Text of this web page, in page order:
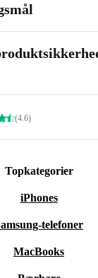
(4.6)
Topkategorier
iPhones
telefoner
MacBooks